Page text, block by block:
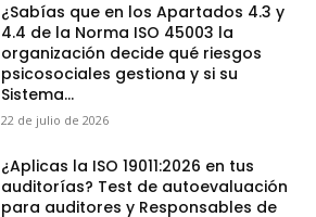
¿Sabías que en los Apartados 4.3 y
4.4 de la Norma ISO 45003 la
organización decide qué riesgos
psicosociales gestiona y si su
Sistema...
22 de julio de 2026
¿Aplicas la ISO 19011:2026 en tus
auditorías? Test de autoevaluación
para auditores y Responsables de